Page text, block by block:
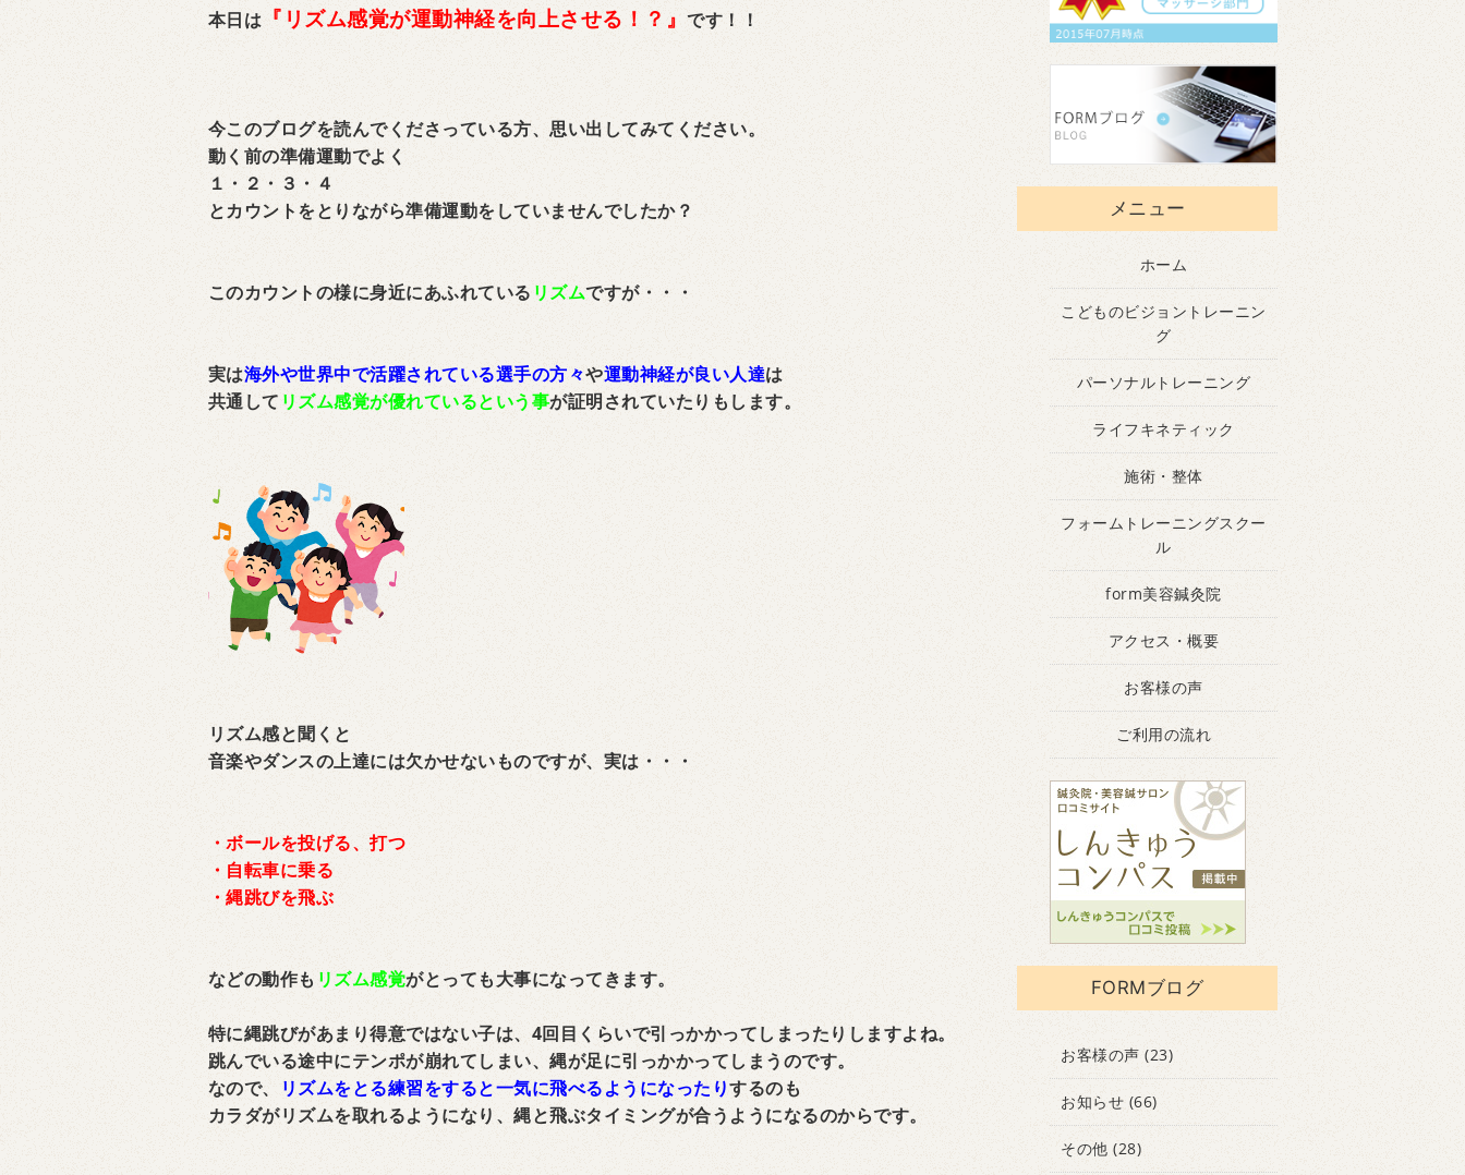
本日は 『リズム感覚が運動神経を向上させる！？』です！！
今このブログを読んでくださっている方、思い出してみてください。
動く前の準備運動でよく
１・２・３・４
とカウントをとりながら準備運動をしていませんでしたか？
このカウントの様に身近にあふれている リズムですが・・・
実は海外や世界中で活躍されている選手の方々や運動神経が良い人達は
共通して リズム感覚が優れているという事が証明されていたりもします。
リズム感と聞くと
音楽やダンスの上達には欠かせないものですが、実は・・・
・ボールを投げる、打つ
・自転車に乗る
・縄跳びを飛ぶ
などの動作も リズム感覚がとっても大事になってきます。
特に縄跳びがあまり得意ではない子は、4回目くらいで引っかかってしまったりしますよね。
跳んでいる途中にテンポが崩れてしまい、縄が足に引っかかってしまうのです。
なので、
リズムをとる練習をすると一気に飛べるようになったりするのも
カラダがリズムを取れるようになり、縄と飛ぶタイミングが合うようになるのからです。
メニュー
ホーム
こどものビジョントレーニン
グ
パーソナルトレーニング
ライフキネティック
施術・整体
フォームトレーニングスクー
ル
form美容鍼灸院
アクセス・概要
お客様の声
ご利用の流れ
FORMブログ
お客様の声 (23)
お知らせ (66)
その他 (28)